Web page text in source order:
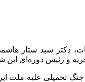
دکتر سید ستار
علیه ملت